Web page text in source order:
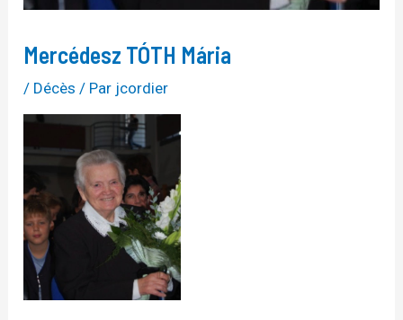
Mercédesz TÓTH Mária
/ Décès / Par jcordier